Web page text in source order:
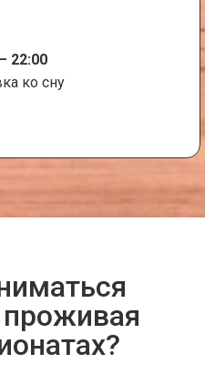
22:00
ко сну